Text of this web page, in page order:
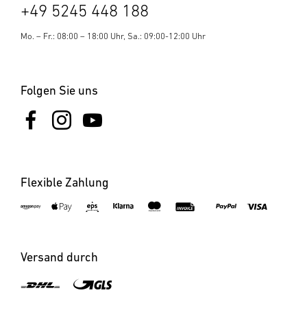
+49 5245 448 188
Mo. – Fr.: 08:00 – 18:00 Uhr, Sa.: 09:00-12:00 Uhr
Folgen Sie uns
Flexible Zahlung
Versand durch